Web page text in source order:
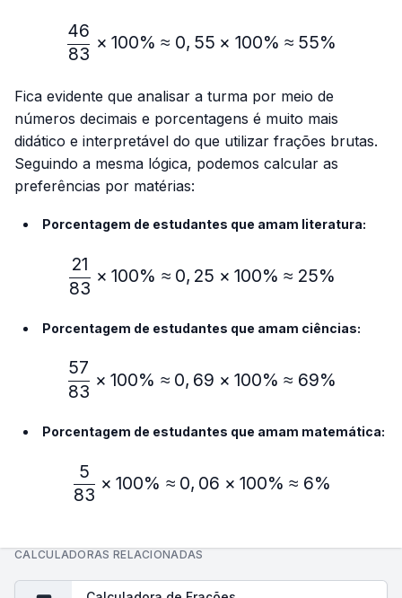
\frac{46}{83} × 100\%
83
46
× 100% ≈ 0, 55 × 100% ≈ 55%
Fica evidente que analisar a turma por meio de
números decimais e porcentagens é muito mais
didático e interpretável do que utilizar frações brutas.
Seguindo a mesma lógica, podemos calcular as
preferências por matérias:
Porcentagem de estudantes que amam literatura:
\frac{21}{83} × 100\% ≈
83
21
× 100% ≈ 0, 25 × 100% ≈ 25%
Porcentagem de estudantes que amam ciências:
\frac{57}{83} × 100\% ≈
83
57
× 100% ≈ 0, 69 × 100% ≈ 69%
Porcentagem de estudantes que amam matemática:
\frac{5}{83} × 100\% ≈
83
5
× 100% ≈ 0, 06 × 100% ≈ 6%
CALCULADORAS RELACIONADAS